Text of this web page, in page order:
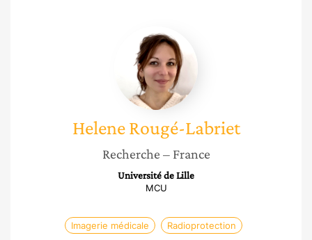
Helene
Rougé-
Labriet
Helene Rougé-Labriet
Recherche – France
Université de Lille
MCU
Imagerie médicale Radioprotection